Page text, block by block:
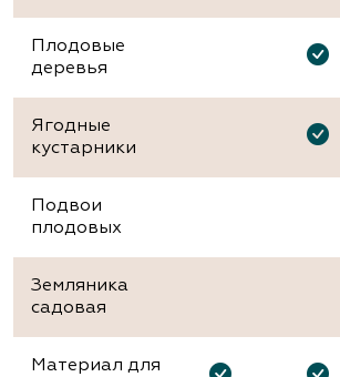
Плодовые
деревья
Ягодные
кустарники
Подвои
плодовых
Земляника
садовая
Материал для